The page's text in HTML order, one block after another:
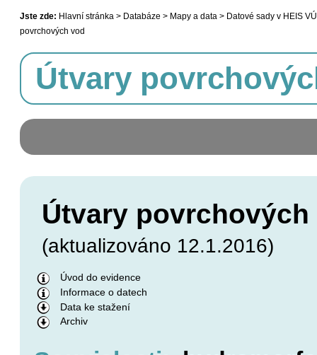
Jste zde: Hlavní stránka > Databáze > Mapy a data > Datové sady v HEIS
povrchových vod
Útvary
Útvary povrchových
(aktualizováno 12.1.2016)
Úvod do evidence
Informace o datech
Data ke stažení
Archiv